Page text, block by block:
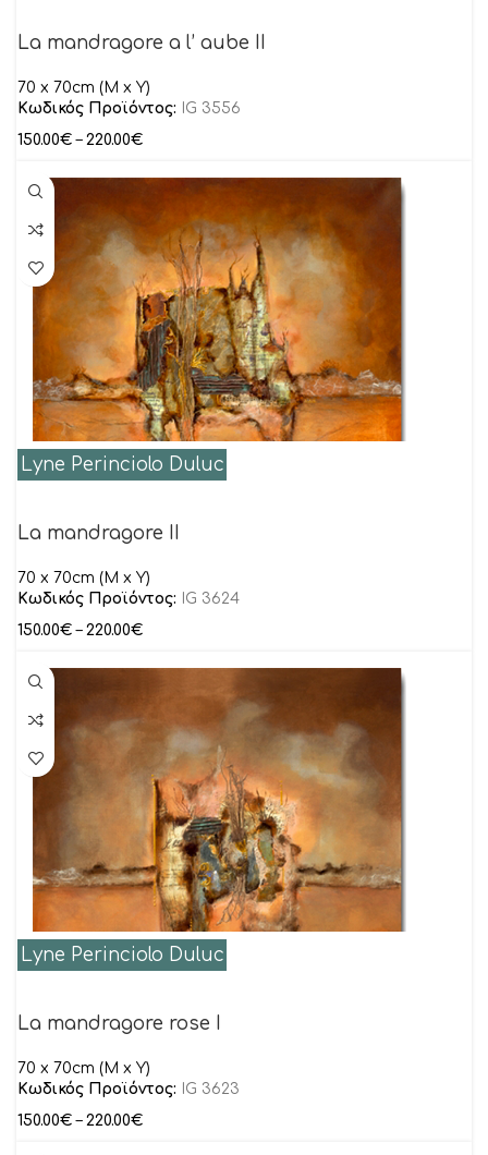
La mandragore a l’ aube II
70 x 70cm (M x Y)
Κωδικός Προϊόντος:
IG 3556
150.00€ – 220.00€
Lyne Perinciolo Duluc
La mandragore II
70 x 70cm (M x Y)
Κωδικός Προϊόντος:
IG 3624
150.00€ – 220.00€
Lyne Perinciolo Duluc
La mandragore rose I
70 x 70cm (M x Y)
Κωδικός Προϊόντος:
IG 3623
150.00€ – 220.00€